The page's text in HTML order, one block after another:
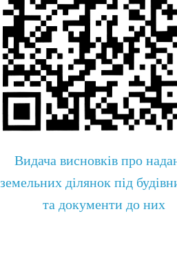
Видача висновків про
земельних ділянок під
та документи до них